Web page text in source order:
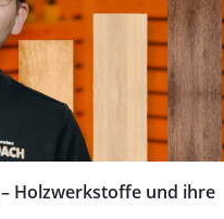
Holzwerkstoffe und ihre